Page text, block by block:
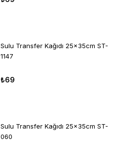
Sulu Transfer Kağıdı 25x35cm ST-
1147
₺69
Sulu Transfer Kağıdı 25x35cm ST-
060